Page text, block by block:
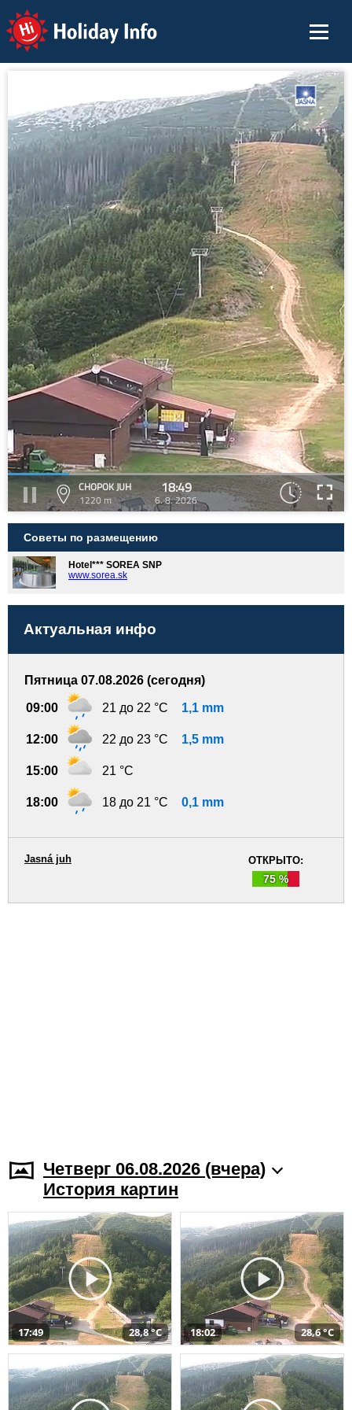
Holiday Info
CHOPOK JUH
1220 m
18:49
6. 8. 2026
Советы по размещению
Hotel*** SOREA SNP
www.sorea.sk
Актуальная инфо
Пятница 07.08.2026 (сегодня)
09:00 21 до 22 °C 1,1 mm
12:00 22 до 23 °C 1,5 mm
15:00 21 °C
18:00 18 до 21 °C 0,1 mm
ОТКРЫТО:
75 %
Jasná juh
Четверг 06.08.2026 (вчера)
История картин
17:49 28,8 °C 18:02 28,6 °C